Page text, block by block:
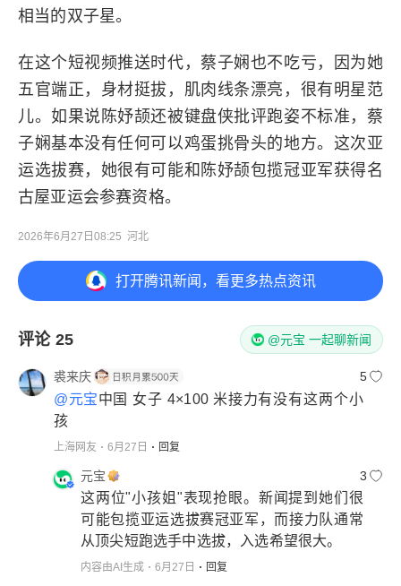
相当的双子星。
在这个短视频推送时代，蔡子娴也不吃亏，因为她
五官端正，身材挺拔，肌肉线条漂亮，很有明星范
儿。如果说陈妤颉还被键盘侠批评跑姿不标准，蔡
子娴基本没有任何可以鸡蛋挑骨头的地方。这次亚
运选拔赛，她很有可能和陈妤颉包揽冠亚军获得名
古屋亚运会参赛资格。
2026年6月27日08:25 河北
打开腾讯新闻，看更多热点资讯
评论 25 @元宝 一起聊新闻
裘来庆 5
@元宝中国 女子 4×100 米接力有没有这两个小
孩
上海网友 6月27日 回复
元宝 3
这两位"小孩姐"表现抢眼。新闻提到她们很
可能包揽亚运选拔赛冠亚军，而接力队通常
从顶尖短跑选手中选拔，入选希望很大。
内容由AI生成 6月27日 回复